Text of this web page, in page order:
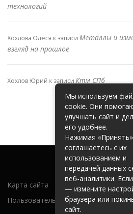
технологий
Хохлова Олеся к записи Металлы и
взгляд на прошлое
Хохлов Юрий к записи Ктм СПб
Карта сайта
Пользовательское соглашение
Мы используем
cookie. Они
улучшать сайт и
его удобнее.
Нажимая
соглашаетесь с их
использованием и
передачей данных
веб-аналитики.
— измените
браузера или
сайт.